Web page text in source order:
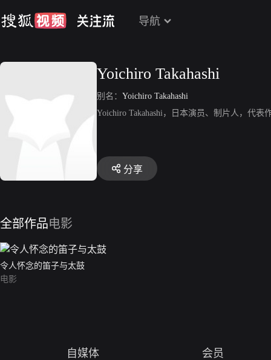
导航
Yoichiro Takahashi
别名： Yoichiro Takahashi
Yoichiro Takahashi，日本演员、制片人，代表
分享
全部作品电影
令人怀念的笛子与太鼓
电影
自媒体 会员